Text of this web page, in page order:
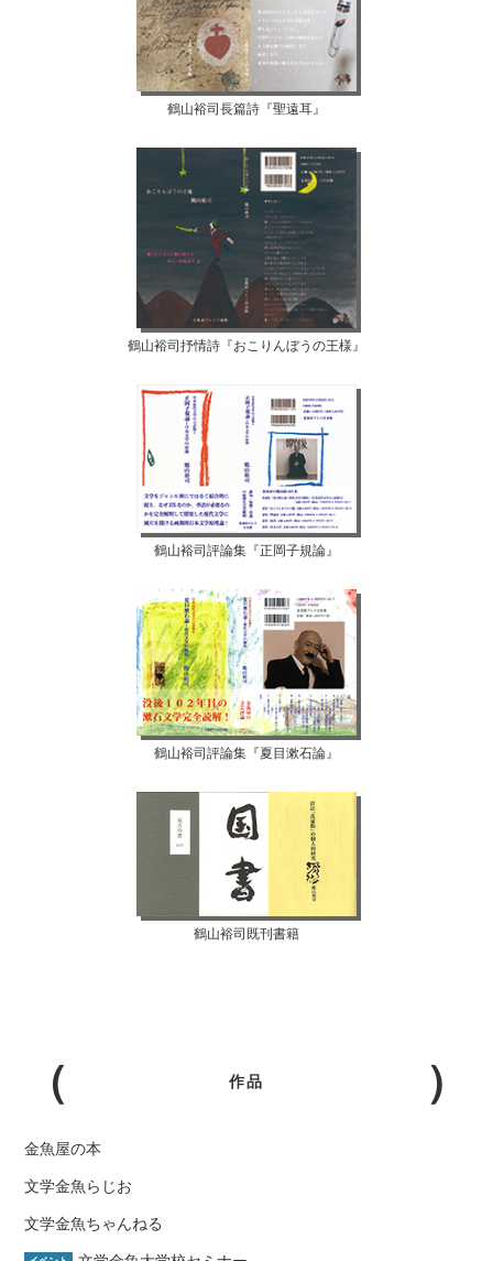
鶴山裕司長篇詩『聖遠耳』
鶴山裕司抒情詩『おこりんぼうの王様』
鶴山裕司評論集『正岡子規論』
鶴山裕司評論集『夏目漱石論』
鶴山裕司既刊書籍
作品
金魚屋の本
文学金魚らじお
文学金魚ちゃんねる